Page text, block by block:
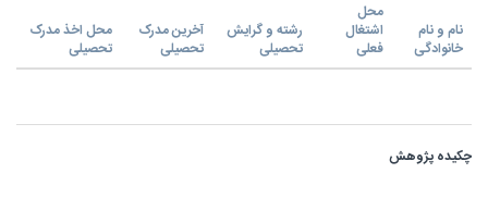
نام و نام
خانوادگی
محل
اشتغال
فعلی
رشته و گرایش
تحصیلی
آخرین مدرک
تحصیلی
محل اخذ مدرک
تحصیلی
چکیده پژوهش